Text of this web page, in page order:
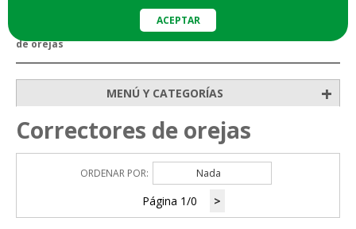
ACEPTAR
Botiquín y ortopedia>Protectores y apósitos
de orejas
MENÚ Y CATEGORÍAS +
Correctores de orejas
ORDENAR POR: Nada
Página 1/0 >